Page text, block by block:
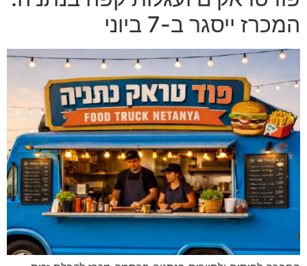
המכרז ייסגר ב-7 ביוני